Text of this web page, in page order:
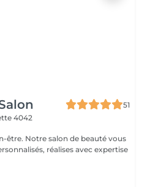
51
4042
être. Notre salon de beauté vous
réalises avec expertise